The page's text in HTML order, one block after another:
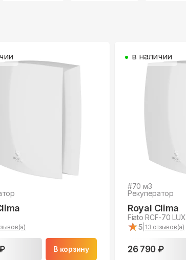
В корзину
#70 м3
Рекуператор
Royal Clima
Fiato RCF-70 LUX
★
★5 13 отзывов(а)
26 790 ₽
в наличии